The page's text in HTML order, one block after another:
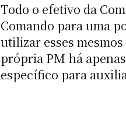
Todo o efetivo da
Comando para uma
utilizar esses
própria PM há
específico para